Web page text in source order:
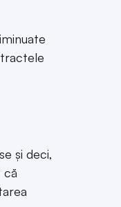
și deci,
că